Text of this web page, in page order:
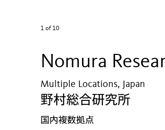
1 of 10
Nomura
Multiple Locations, Japan
野村総合研究所
国内複数拠点